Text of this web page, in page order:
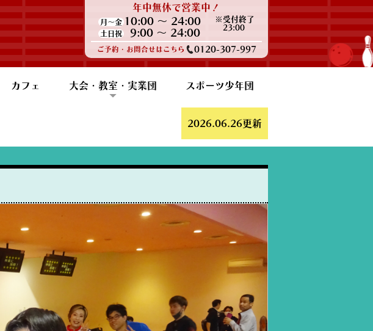
年中無休で営業中！
月～金 10:00 ～ 24:00
土日祝 9:00 ～ 24:00
※受付終了
23:00
ご予約・お問合せはこちら 0120-307-997
カフェ 大会・教室・実業団 スポーツ少年団
2026.06.26更新